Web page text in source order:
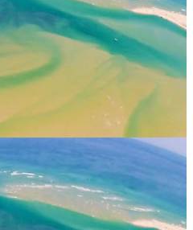
Fuzetta si svolgerà dal 27 aprile
A guidarlo sarà Maura
apprezzata per il suo stile ener...
Fuzetta
Fuzetta a Olhão, in Portogallo,